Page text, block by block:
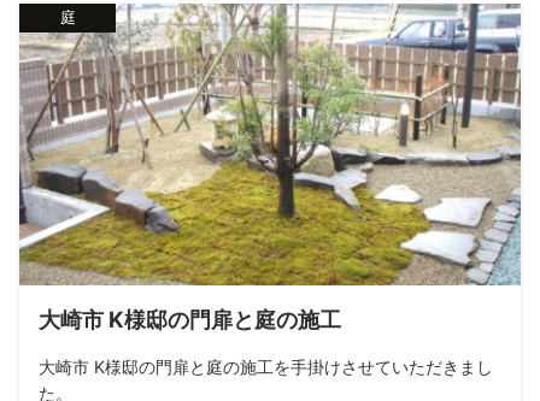
庭
大崎市 K様邸の門扉と庭の施工
大崎市 K様邸の門扉と庭の施工を手掛けさせていただきまし
た。